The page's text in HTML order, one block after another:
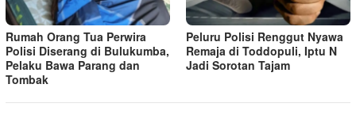
Rumah Orang Tua Perwira
Polisi Diserang di Bulukumba,
Pelaku Bawa Parang dan
Tombak
Peluru Polisi Renggut Nyawa
Remaja di Toddopuli, Iptu N
Jadi Sorotan Tajam